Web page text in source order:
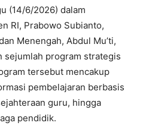
(14/6/2026) dalam
RI, Prabowo Subianto,
Menengah, Abdul Mu’ti,
sejumlah program strategis
tersebut mencakup
pembelajaran berbasis
guru, hingga
pendidik.